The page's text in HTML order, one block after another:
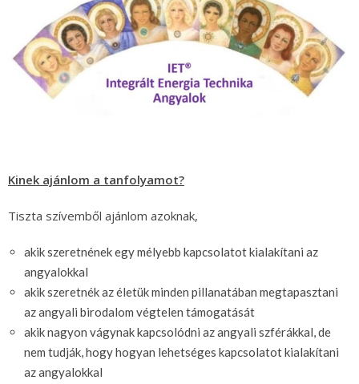
Kinek ajánlom a tanfolyamot?
Tiszta szívemből ajánlom azoknak,
akik szeretnének egy mélyebb kapcsolatot kialakítani az
angyalokkal
akik szeretnék az életük minden pillanatában megtapasztani
az angyali birodalom végtelen támogatását
akik nagyon vágynak kapcsolódni az angyali szférákkal, de
nem tudják, hogy hogyan lehetséges kapcsolatot kialakítani
az angyalokkal